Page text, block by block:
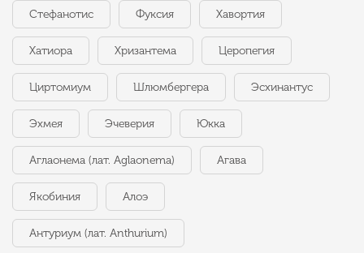
Стефанотис Фуксия Хавортия
Хатиора Хризантема Церопегия
Циртомиум Шлюмбергера Эсхинантус
Эхмея Эчеверия Юкка
Аглаонема (лат. Aglaonema) Агава
Якобиния Алоэ
Антуриум (лат. Anthurium)